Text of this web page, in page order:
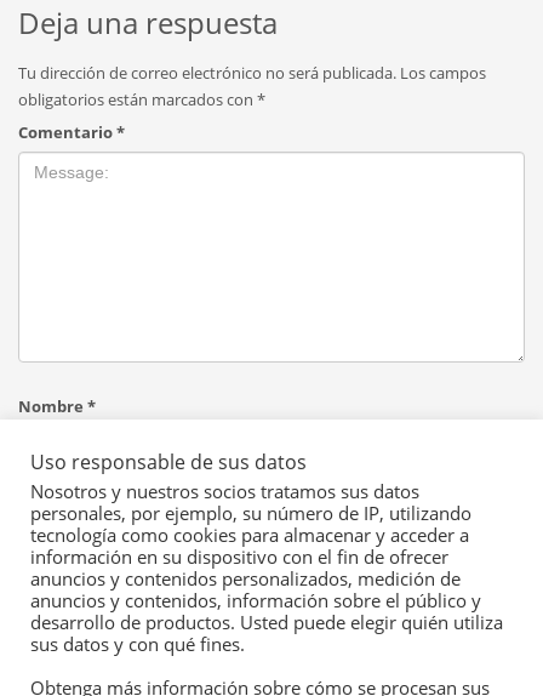
Deja una respuesta
Tu dirección de correo electrónico no será publicada. Los campos
obligatorios están marcados con *
Comentario*
Nombre *
Correo electrónico*
Web
Uso responsable de sus datos
Nosotros y nuestros socios tratamos sus datos
personales, por ejemplo, su número de IP, utilizando
tecnología como cookies para almacenar y acceder a
información en su dispositivo con el fin de ofrecer
anuncios y contenidos personalizados, medición de
anuncios y contenidos, información sobre el público y
desarrollo de productos. Usted puede elegir quién utiliza
sus datos y con qué fines.
Obtenga más información sobre cómo se procesan sus